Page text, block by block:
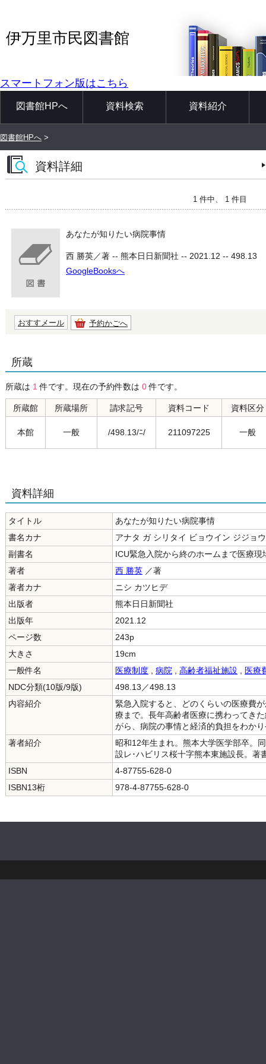
伊万里市民図書館
スマートフォン版はこちら
図書館HPへ 資料検索 資料紹介
図書館HPへ >
資料詳細
1 件中、 1 件目
あなたが知りたい病院事情
西 勝英／著 -- 熊本日日新聞社 -- 2021.12 -- 498.13
GoogleBooksへ
おすすメール 予約かごへ
所蔵
所蔵は 1 件です。現在の予約件数は 0件です。
所蔵館 所蔵場所 請求記号 資料コード 資料区分
本館 一般 /498.13/ﾆ/ 211097225 一般
資料詳細
タイトル
あなたが知りたい病院事情
書名カナ
アナタ ガ シリタイ ビョウイン ジジョウ
副書名
ICU緊急入院から終のホームまで医療
著者
西 勝英 ／著
著者カナ
ニシ カツヒデ
出版者
熊本日日新聞社
出版年
2021.12
ページ数
243p
大きさ
19cm
一般件名
医療制度 病院 高齢者福祉施設
医療
NDC分類(10版/9版)
498.13／498.13
内容紹介
緊急入院すると、どのくらいの医療費
療まで。長年高齢者医療に携わってき
がら、病院の事情と経済的負担をわか
著者紹介
昭和12年生まれ。熊本大学医学部卒。
設レ･ハビリス桜十字熊本東施設長。著
ISBN
4-87755-628-0
ISBN13桁
978-4-87755-628-0